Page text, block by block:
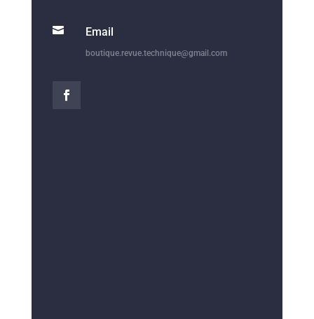
 Email
boutique.revue.technique@gmail.com